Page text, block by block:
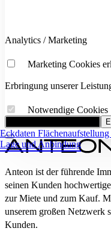
Eckdaten Flächenaufstellung
Lage und Anbindung
Analytics / Marketing
Marketing Cookies
Erbringung unserer
Notwendige Cookies
Anteon ist der führende
seinen Kunden
zur Miete und zum Kauf.
unserem großen Netzwerk
Kunden.